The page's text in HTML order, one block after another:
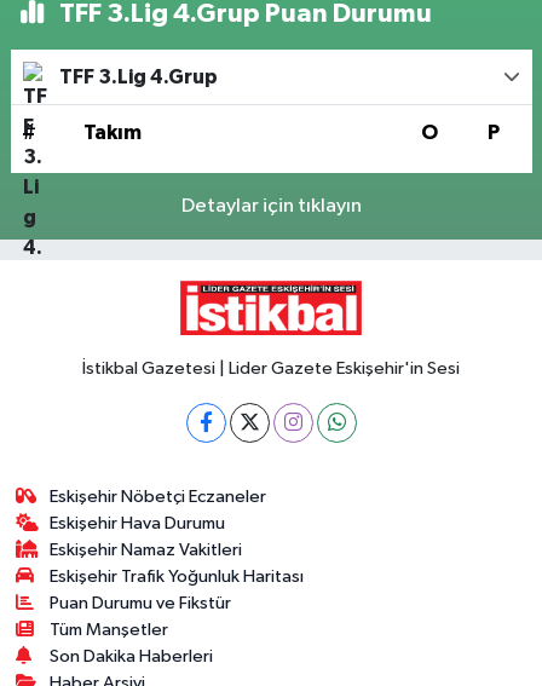
TFF 3.Lig 4.Grup Puan Durumu
TFF 3.Lig 4.Grup
# Takım O P
Detaylar için tıklayın
İstikbal Gazetesi | Lider Gazete Eskişehir'in Sesi
Eskişehir Nöbetçi Eczaneler
Eskişehir Hava Durumu
Eskişehir Namaz Vakitleri
Eskişehir Trafik Yoğunluk Haritası
Puan Durumu ve Fikstür
Tüm Manşetler
Son Dakika Haberleri